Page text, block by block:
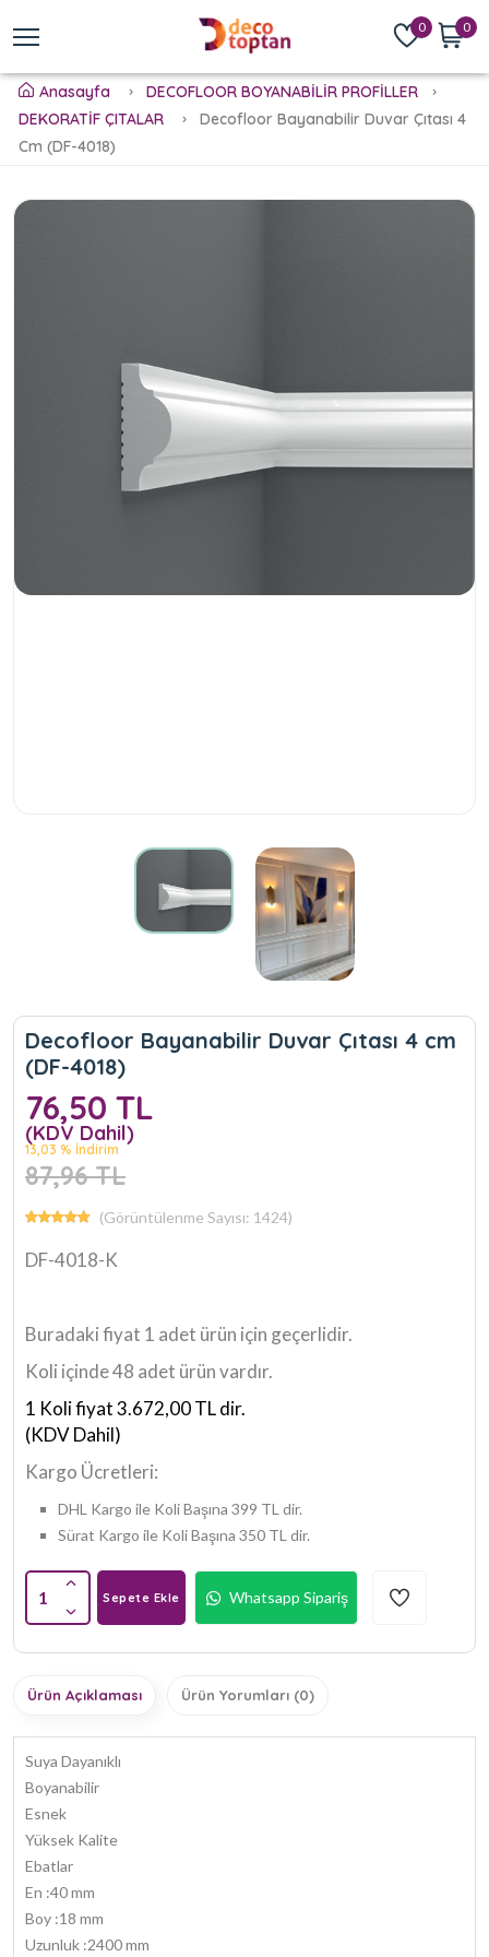
0 0
Anasayfa
DECOFLOOR BOYANABİLİR PROFİLLER
DEKORATİF ÇITALAR
Decofloor Bayanabilir Duvar Çıtası 4
Cm (DF-4018)
Decofloor Bayanabilir Duvar Çıtası 4 cm
(DF-4018)
76,50 TL
(KDV Dahil)
13,03 % İndirim
87,96 TL
(Görüntülenme Sayısı: 1424)
DF-4018-K
Buradaki fiyat 1 adet ürün için geçerlidir.
Koli içinde 48 adet ürün vardır.
1 Koli fiyat 3.672,00 TL dir.
(KDV Dahil)
Kargo Ücretleri:
DHL Kargo ile Koli Başına 399 TL dir.
Sürat Kargo ile Koli Başına 350 TL dir.
1 Sepete Ekle Whatsapp Sipariş
Ürün Açıklaması Ürün Yorumları (0)
Suya Dayanıklı
Boyanabilir
Esnek
Yüksek Kalite
Ebatlar
En :40 mm
Boy :18 mm
Uzunluk :2400 mm